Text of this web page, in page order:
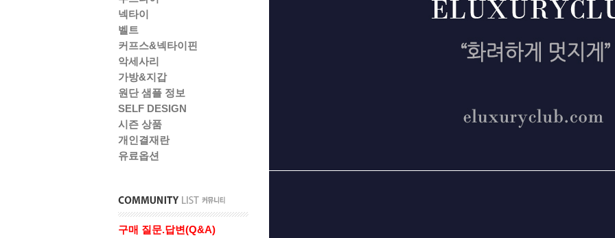
넥타이
벨트
커프스&넥타이핀
악세사리
가방&지갑
원단 샘플 정보
SELF DESIGN
시즌 상품
개인결재란
유료옵션
구매 질문.답변(Q&A)